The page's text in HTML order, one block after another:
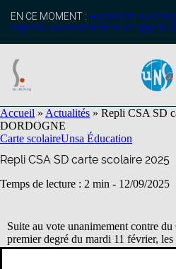
EN CE MOMENT : Agression au
exprime sa consternation et appelle
Accueil » Actualités » Repli CSA SD
DORDOGNE
Carte scolaireUnsa Éducation
Repli CSA SD carte scolaire 2025
Temps de lecture : 2 min - 12/09/2025
Suite au vote unanimement contre
premier degré du mardi 11 février,
été convoquées à un repli ce matin.